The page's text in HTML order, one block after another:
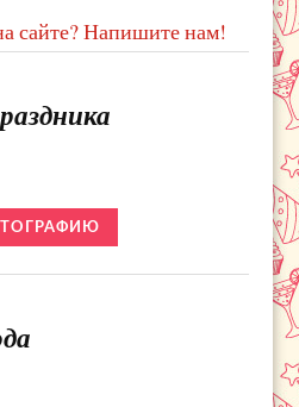
сайте? Напишите нам!